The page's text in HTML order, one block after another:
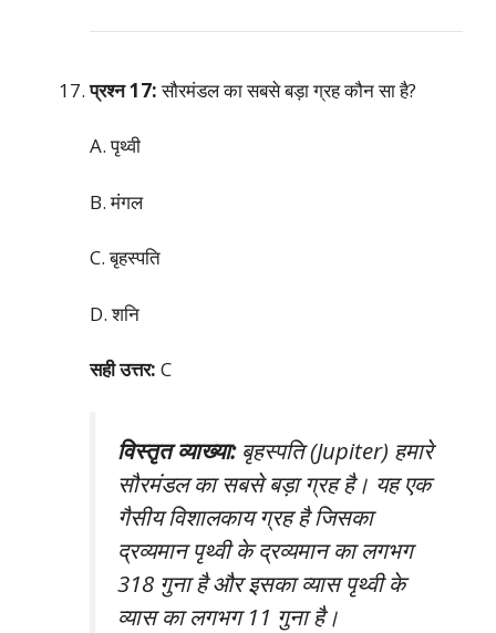
प्रश्न 17:सौरमंडल का सबसे बड़ा ग्रह कौन सा है?
A. पृथ्वी
B. मंगल
C. बृहस्पति
D. शनि
सही उत्तर: C
विस्तृत व्याख्या:बृहस्पति (Jupiter) हमारे
सौरमंडल का सबसे बड़ा ग्रह है। यह एक
गैसीय विशालकाय ग्रह है जिसका
द्रव्यमान पृथ्वी के द्रव्यमान का लगभग
318 गुना है और इसका व्यास पृथ्वी के
व्यास का लगभग 11 गुना है।